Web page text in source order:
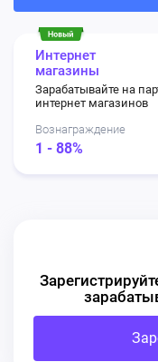
Интернет
магазины
Зарабатывайте на
интернет магазинов
Вознаграждение
1 - 88%